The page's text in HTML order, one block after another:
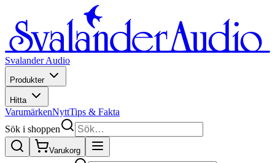
Svalander Audio
Produkter
Hitta
VarumärkenNyttTips & Fakta
Sök i shoppen
Varukorg